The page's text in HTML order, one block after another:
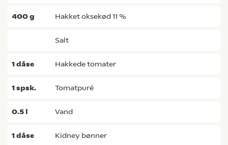
400g hakket oksekød 11 %
salt
1dåse hakkede tomater
1spsk. tomatpuré
0.5 l vand
1dåse kidney bønner